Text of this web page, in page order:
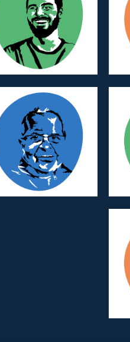
Membre d’Honneur
Team Financial
Daniel DOS SANTOS
Membre d’Honneur
Team Marketing